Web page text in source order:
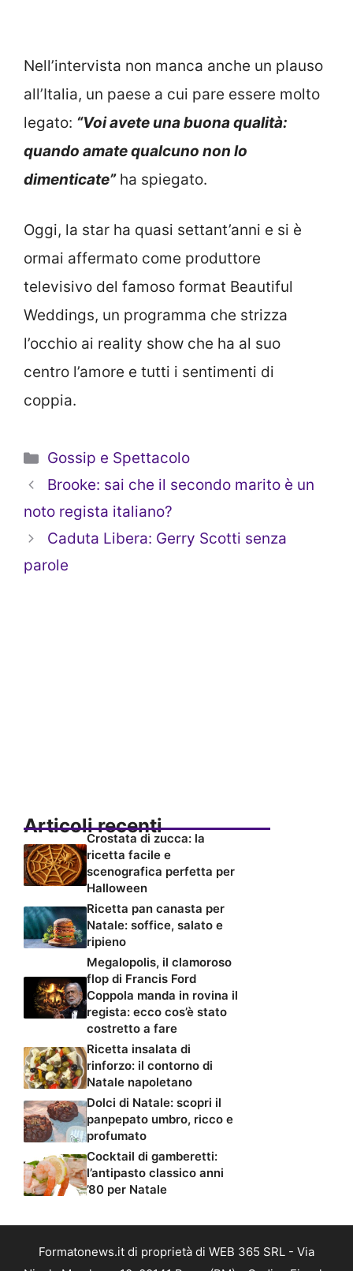
Nell’intervista non manca anche un plauso
all’Italia, un paese a cui pare essere molto
legato: “Voi avete una buona qualità:
quando amate qualcuno non lo
dimenticate”ha spiegato.
Oggi, la star ha quasi settant’anni e si è
ormai affermato come produttore
televisivo del famoso format Beautiful
Weddings, un programma che strizza
l’occhio ai reality show che ha al suo
centro l’amore e tutti i sentimenti di
coppia.
Categorie
Gossip e Spettacolo
Brooke: sai che il secondo marito è un
noto regista italiano?
Caduta Libera: Gerry Scotti senza
parole
Articoli recenti
Crostata di zucca: la
ricetta facile e
scenografica perfetta per
Halloween
Ricetta pan canasta per
Natale: soffice, salato e
ripieno
Megalopolis, il clamoroso
flop di Francis Ford
Coppola manda in rovina il
regista: ecco cos’è stato
costretto a fare
Ricetta insalata di
rinforzo: il contorno di
Natale napoletano
Dolci di Natale: scopri il
panpepato umbro, ricco e
profumato
Cocktail di gamberetti:
l’antipasto classico anni
’80 per Natale
Formatonews.it di proprietà di WEB 365 SRL - Via